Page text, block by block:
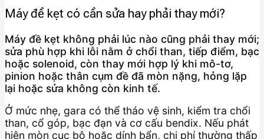
Máy đề kẹt có cần sửa hay phải thay mới?
Máy đề kẹt không phải lúc nào cũng phải thay mới;
sửa phù hợp khi lỗi nằm ở chổi than, tiếp điểm, bạc
hoặc solenoid, còn thay mới hợp lý khi mô-tơ,
pinion hoặc thân cụm đề đã mòn nặng, hỏng lặp
lại hoặc sửa không còn kinh tế.
Ở mức nhẹ, gara có thể tháo vệ sinh, kiểm tra chổi
than, cổ góp, bạc đạn và cơ cấu bendix. Nếu phát
hiện mòn cục bộ hoặc dính bẩn, chi phí thường thấp